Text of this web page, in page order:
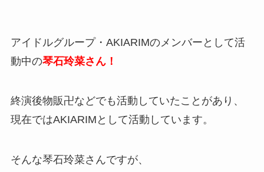
アイドルグループ・AKIARIMのメンバーとして活
動中の琴石玲菜さん！
終演後物販卍などでも活動していたことがあり、
現在ではAKIARIMとして活動しています。
そんな琴石玲菜さんですが、